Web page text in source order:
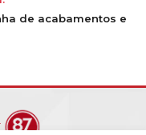
de acabamentos e